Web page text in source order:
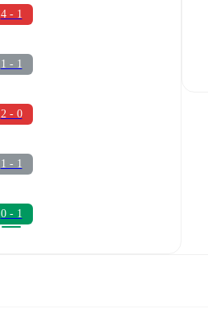
4 - 1
1 - 1
2 - 0
1 - 1
0 - 1